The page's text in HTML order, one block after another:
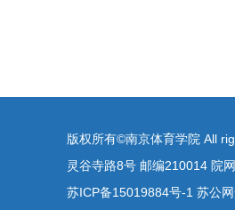
版权所有©南京体育学院 All
灵谷寺路8号 邮编210014 院
苏ICP备15019884号-1 苏公